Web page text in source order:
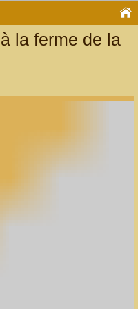
la ferme de la